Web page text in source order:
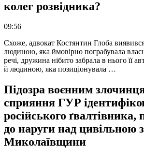
колег розвідника?
09:56
Схоже, адвокат Костянтин Глоба
людиною, яка ймовірно пограбувала
речі, дружина нібито забрала в нього її
й людиною, яка позиціонувала …
Підозра воєнним
сприяння ГУР
російського ґвалтівника,
до наруги над цивільною з
Миколаївщини